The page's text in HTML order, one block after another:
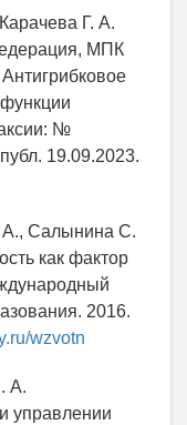
Г. А.
МПК
№
19.09.2023.
Салынина С.
как фактор
2016.
wzvotn
А.
управлении